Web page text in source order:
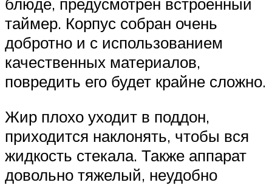
таймер. Корпус собран очень
добротно и с использованием
качественных материалов,
повредить его будет крайне сложно.
Жир плохо уходит в поддон,
приходится наклонять, чтобы вся
жидкость стекала. Также аппарат
довольно тяжелый, неудобно